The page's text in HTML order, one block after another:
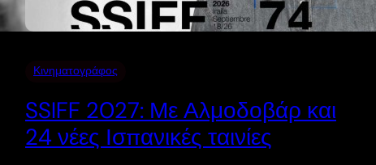
Κινηματογράφος
SSIFF 2027: Με Αλμοδοβάρ και
24 νέες Ισπανικές ταινίες